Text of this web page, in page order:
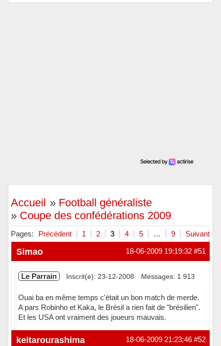
Accueil » Football généraliste
» Coupe des confédérations 2009
Pages: Précédent 1 2 3 4 5 … 9 Suivant
#51
18-06-2009 19:19:32
Simao
Le Parrain Inscrit(e): 23-12-2008 Messages: 1 913
Ouai ba en même temps c'était un bon match de merde.
A pars Robinho et Kaka, le Brésil a rien fait de "brésilien".
Et les USA ont vraiment des joueurs mauvais.
Hors ligne #52
18-06-2009 21:23:46
keitarourashima